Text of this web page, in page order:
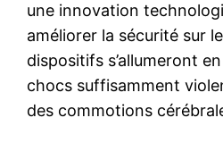
une innovation
améliorer la sécurité sur
dispositifs s’allumeront
chocs suffisamment
des commotions